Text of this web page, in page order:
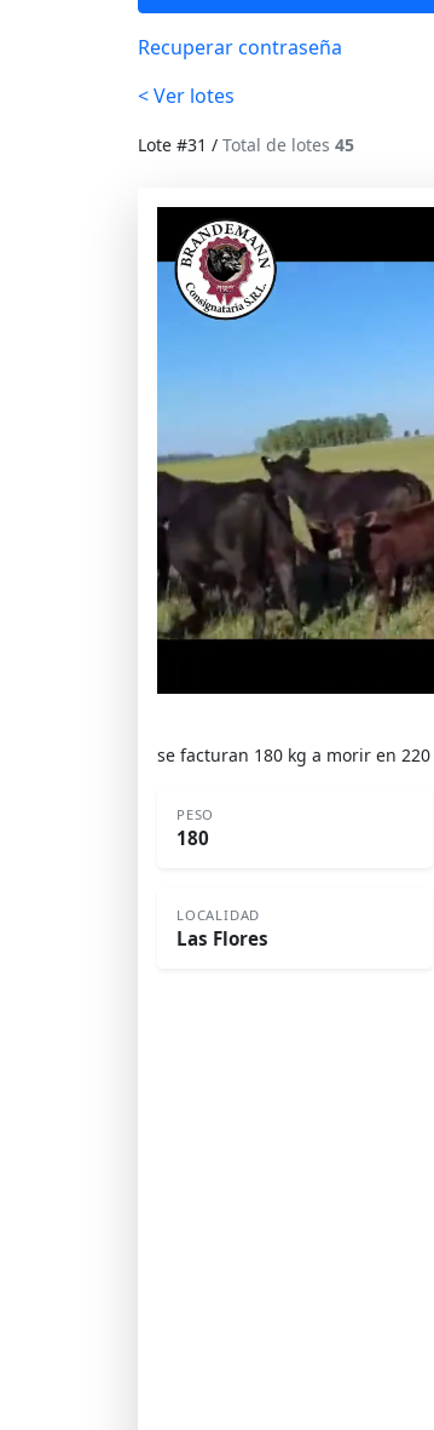
Recuperar contraseña
< Ver lotes
Lote #31 / Total de lotes 45
se facturan 180 kg a morir en
PESO
180
LOCALIDAD
Las Flores